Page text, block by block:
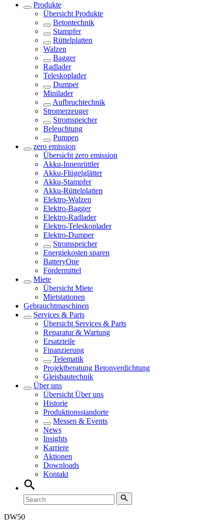
Produkte
Übersicht Produkte
Betontechnik
Stampfer
Rüttelplatten
Walzen
Bagger
Radlader
Teleskoplader
Dumper
Minilader
Aufbruchtechnik
Stromerzeuger
Stromspeicher
Beleuchtung
Pumpen
zero emission
Übersicht zero emission
Akku-Innenrüttler
Akku-Flügelglätter
Akku-Stampfer
Akku-Rüttelplatten
Elektro-Walzen
Elektro-Bagger
Elektro-Radlader
Elektro-Teleskoplader
Elektro-Dumper
Stromspeicher
Energiekosten sparen
BatteryOne
Fördermittel
Miete
Übersicht Miete
Mietstationen
Gebrauchtmaschinen
Services & Parts
Übersicht Services & Parts
Reparatur & Wartung
Ersatzteile
Finanzierung
Telematik
Projektberatung Betonverdichtung
Gleisbautechnik
Über uns
Übersicht Über uns
Historie
Produktionsstandorte
Messen & Events
News
Insights
Karriere
Aktionen
Downloads
Kontakt
DW50